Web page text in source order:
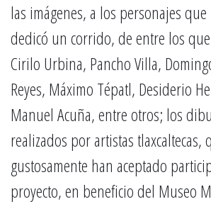
las imágenes, a los personajes
dedicó un corrido, de entre los
Cirilo Urbina, Pancho Villa,
Reyes, Máximo Tépatl, Desiderio
Manuel Acuña, entre otros; los
realizados por artistas tlaxcaltecas,
gustosamente han aceptado
proyecto, en beneficio del Museo